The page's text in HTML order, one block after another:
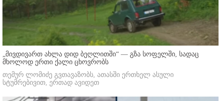
„მივდივართ ახლა დიდ ბეღლითში“ — გზა სოფელში, სადაც
მხოლოდ ერთი ქალი ცხოვრობს
თემურ ლომიძე გვთავაზობს, ათასში ერთხელ ასული
სტუმრებივით, ერთად ავიდეთ